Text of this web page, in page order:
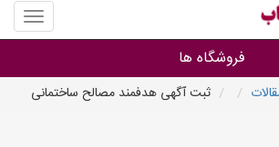
منوی
سایت
یاب
فروشگاه ها
ثبت آگهی هدفمند مصالح ساختمانی